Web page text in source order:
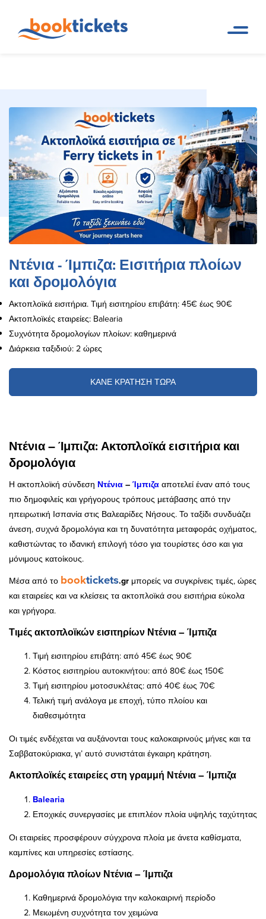
εισιτήρια πλοίων
Ντένια - Ίμπιζα: Εισιτήρια πλοίων
και δρομολόγια
Ακτοπλοϊκά εισιτήρια. Τιμή εισιτηρίου επιβάτη: 45€ έως 90€
Ακτοπλοϊκές εταιρείες: Balearia
Συχνότητα δρομολογίων πλοίων: καθημερινά
Διάρκεια ταξιδιού: 2 ώρες
ΚΑΝΕ ΚΡΑΤΗΣΗ ΤΩΡΑ
Ντένια – Ίμπιζα: Ακτοπλοϊκά εισιτήρια και
δρομολόγια
Η ακτοπλοϊκή σύνδεση Ντένια – Ίμπιζα αποτελεί έναν από τους
πιο δημοφιλείς και γρήγορους τρόπους μετάβασης από την
ηπειρωτική Ισπανία στις Βαλεαρίδες Νήσους. Το ταξίδι συνδυάζει
άνεση, συχνά δρομολόγια και τη δυνατότητα μεταφοράς οχήματος,
καθιστώντας το ιδανική επιλογή τόσο για τουρίστες όσο και για
μόνιμους κατοίκους.
Μέσα από το booktickets.gr μπορείς να συγκρίνεις τιμές, ώρες
και εταιρείες και να κλείσεις τα ακτοπλοϊκά σου εισιτήρια εύκολα
και γρήγορα.
Τιμές ακτοπλοϊκών εισιτηρίων Ντένια – Ίμπιζα
Τιμή εισιτηρίου επιβάτη: από 45€ έως 90€
Κόστος εισιτηρίου αυτοκινήτου: από 80€ έως 150€
Τιμή εισιτηρίου μοτοσυκλέτας: από 40€ έως 70€
Τελική τιμή ανάλογα με εποχή, τύπο πλοίου και
διαθεσιμότητα
Οι τιμές ενδέχεται να αυξάνονται τους καλοκαιρινούς μήνες και τα
Σαββατοκύριακα, γι’ αυτό συνιστάται έγκαιρη κράτηση.
Ακτοπλοϊκές εταιρείες στη γραμμή Ντένια – Ίμπιζα
Balearia
Εποχικές συνεργασίες με επιπλέον πλοία υψηλής ταχύτητας
Οι εταιρείες προσφέρουν σύγχρονα πλοία με άνετα καθίσματα,
καμπίνες και υπηρεσίες εστίασης.
Δρομολόγια πλοίων Ντένια – Ίμπιζα
Καθημερινά δρομολόγια την καλοκαιρινή περίοδο
Μειωμένη συχνότητα τον χειμώνα